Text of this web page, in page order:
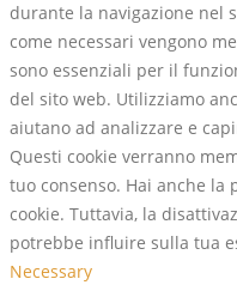
durante la navigazione nel
come necessari vengono
sono essenziali per il
del sito web. Utilizziamo
aiutano ad analizzare e
Questi cookie verranno
tuo consenso. Hai anche
cookie. Tuttavia, la
potrebbe influire sulla tua
Necessary